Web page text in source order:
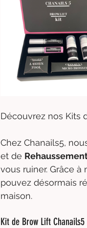
Découvrez nos Kits
Chez Chanails5,
et de
vous ruiner. Grâce
pouvez désormais
maison.
Kit de Brow Lift Chanails5